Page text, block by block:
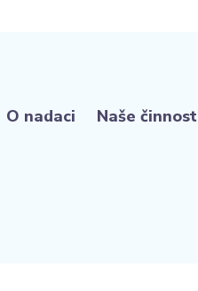
O nadaci Naše činnost